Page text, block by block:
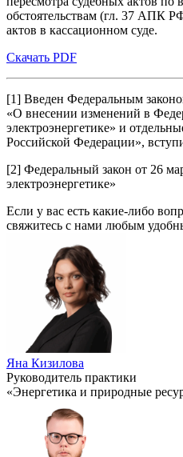
обстоятельствам (гл. 37 АПК
актов в кассационном суде.
Скачать PDF
[1] Введен Федеральным
«О внесении изменений в
электроэнергетике» и
Российской Федерации»,
[2] Федеральный закон от 26
электроэнергетике»
Если у вас есть какие-либо
свяжитесь с нами любым
Яна Кизилова
Руководитель практики
«Энергетика и природные